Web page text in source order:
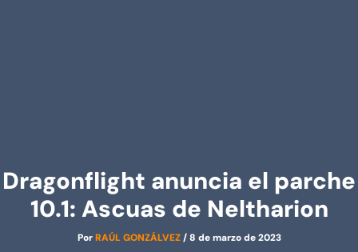
Dragonflight anuncia el parche
10.1: Ascuas de Neltharion
PorRAÚL GONZÁLVEZ/8 de marzo de 2023